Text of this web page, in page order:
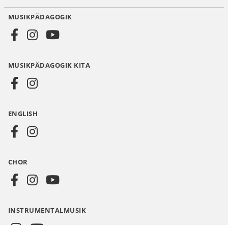
Social
Media
DE
MUSIKPÄDAGOGIK
MUSIKPÄDAGOGIK KITA
ENGLISH
CHOR
INSTRUMENTALMUSIK